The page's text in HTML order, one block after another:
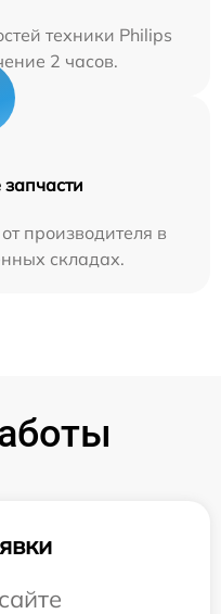
техники Philips
2 часов.
производителя в
складах.